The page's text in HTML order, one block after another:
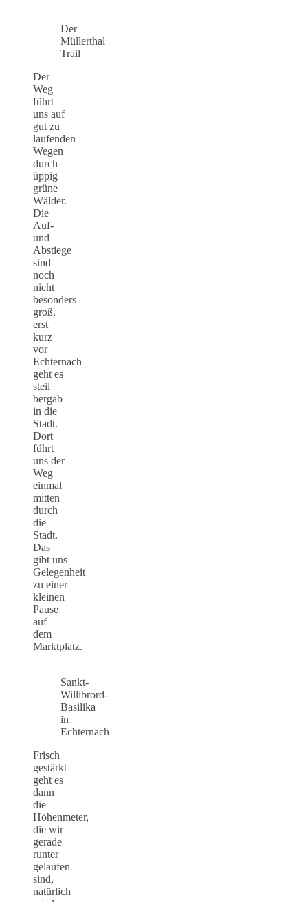
Der
Müllerthal
Trail
Der
Weg
führt
uns auf
gut zu
laufenden
Wegen
durch
üppig
grüne
Wälder.
Die
Auf-
und
Abstiege
sind
noch
nicht
besonders
groß,
erst
kurz
vor
Echternach
geht es
steil
bergab
in die
Stadt.
Dort
führt
uns der
Weg
einmal
mitten
durch
die
Stadt.
Das
gibt uns
Gelegenheit
zu einer
kleinen
Pause
auf
dem
Marktplatz.
Sankt-
Willibrord-
Basilika
in
Echternach
Frisch
gestärkt
geht es
dann
die
Höhenmeter,
die wir
gerade
runter
gelaufen
sind,
natürlich